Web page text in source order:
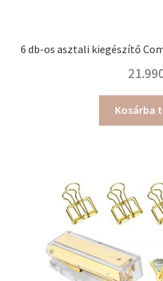
6 db-os asztali kiegészítő
Kosárba